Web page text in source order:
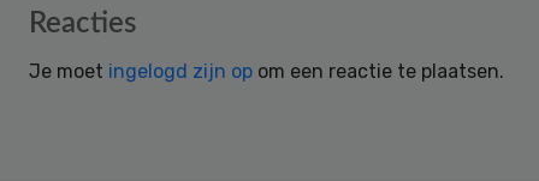
Reader
Reacties
Je moet ingelogd zijn op om een reactie te plaatsen.